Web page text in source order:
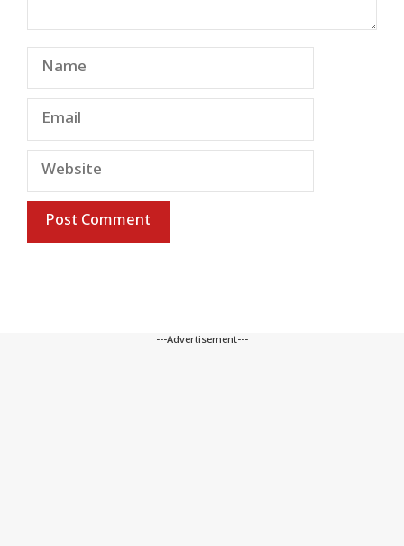
Name
Email
Website
---Advertisement---